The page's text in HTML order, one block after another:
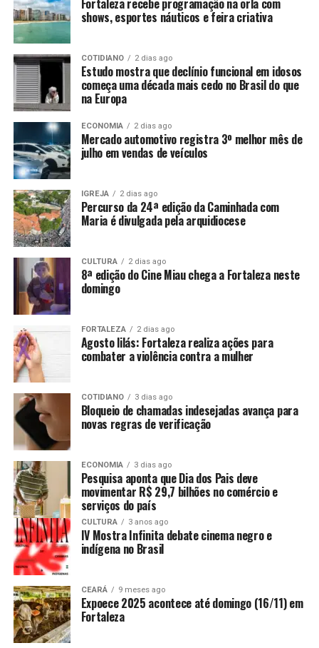
Fortaleza recebe programação na orla com
shows, esportes náuticos e feira criativa
COTIDIANO 2 dias ago
Estudo mostra que declínio funcional em idosos
começa uma década mais cedo no Brasil do que
na Europa
ECONOMIA 2 dias ago
Mercado automotivo registra 3º melhor mês de
julho em vendas de veículos
IGREJA 2 dias ago
Percurso da 24ª edição da Caminhada com
Maria é divulgada pela arquidiocese
CULTURA 2 dias ago
8ª edição do Cine Miau chega a Fortaleza neste
domingo
FORTALEZA 2 dias ago
Agosto lilás: Fortaleza realiza ações para
combater a violência contra a mulher
COTIDIANO 3 dias ago
Bloqueio de chamadas indesejadas avança para
novas regras de verificação
ECONOMIA 3 dias ago
Pesquisa aponta que Dia dos Pais deve
movimentar R$ 29,7 bilhões no comércio e
serviços do país
CULTURA 3 anos ago
IV Mostra Infinita debate cinema negro e
indígena no Brasil
CEARÁ 9 meses ago
Expoece 2025 acontece até domingo (16/11) em
Fortaleza